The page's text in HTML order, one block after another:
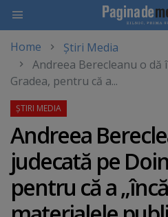
main
content
Home
Știri Media
Andreea Berecleanu o dă
Gradea, pentru că a...
Andreea
judecată pe
pentru că a